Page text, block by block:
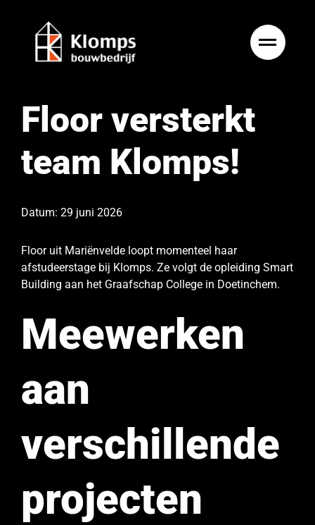
Floor versterkt
team Klomps!
Datum: 29 juni 2026
Floor uit Mariënvelde loopt momenteel haar
afstudeerstage bij Klomps. Ze volgt de opleiding Smart
Building aan het Graafschap College in Doetinchem.
Meewerken
aan
verschillende
projecten